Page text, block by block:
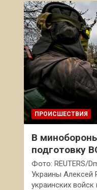
ПРОИСШЕСТВИЯ
В
подготовку
Фото: REUTERS/
Украины Алексей
украинских